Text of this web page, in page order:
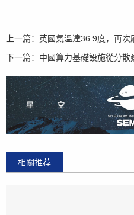
上一篇： 英國氣溫達36.9度，再次
下一篇： 中國算力基礎設施從分散
相關推荐